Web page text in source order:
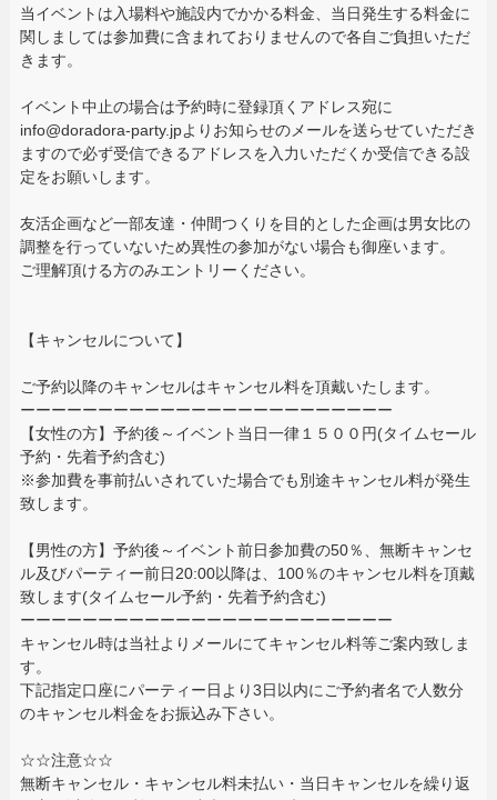
当イベントは入場料や施設内でかかる料金、当日発生する料金に
関しましては参加費に含まれておりませんので各自ご負担いただ
きます。
イベント中止の場合は予約時に登録頂くアドレス宛に
info@doradora-party.jpよりお知らせのメールを送らせていただき
ますので必ず受信できるアドレスを入力いただくか受信できる設
定をお願いします。
友活企画など一部友達・仲間つくりを目的とした企画は男女比の
調整を行っていないため異性の参加がない場合も御座います。
ご理解頂ける方のみエントリーください。
【キャンセルについて】
ご予約以降のキャンセルはキャンセル料を頂戴いたします。
ーーーーーーーーーーーーーーーーーーーーーーーー
【女性の方】予約後～イベント当日一律１５００円(タイムセール
予約・先着予約含む)
※参加費を事前払いされていた場合でも別途キャンセル料が発生
致します。
【男性の方】予約後～イベント前日参加費の50％、無断キャンセ
ル及びパーティー前日20:00以降は、100％のキャンセル料を頂戴
致します(タイムセール予約・先着予約含む)
ーーーーーーーーーーーーーーーーーーーーーーーー
キャンセル時は当社よりメールにてキャンセル料等ご案内致しま
す。
下記指定口座にパーティー日より3日以内にご予約者名で人数分
のキャンセル料金をお振込み下さい。
☆☆注意☆☆
無断キャンセル・キャンセル料未払い・当日キャンセルを繰り返